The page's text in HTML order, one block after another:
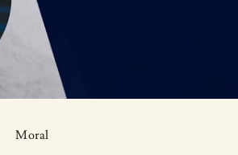
Moral